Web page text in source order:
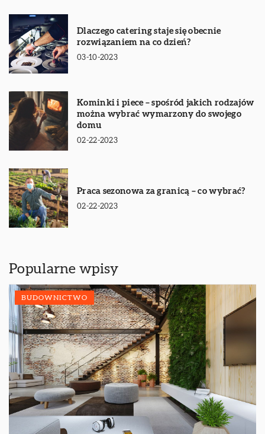
Dlaczego catering staje się obecnie
rozwiązaniem na co dzień?
03-10-2023
Kominki i piece – spośród jakich rodzajów
można wybrać wymarzony do swojego
domu
02-22-2023
Praca sezonowa za granicą – co wybrać?
02-22-2023
Popularne wpisy
BUDOWNICTWO